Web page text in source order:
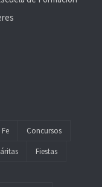
Concursos
Fiestas